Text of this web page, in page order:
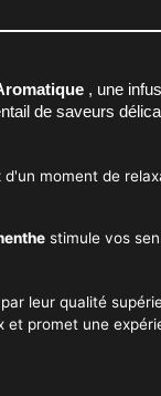
, une
de saveurs
moment de
stimule vos
leur qualité
promet une